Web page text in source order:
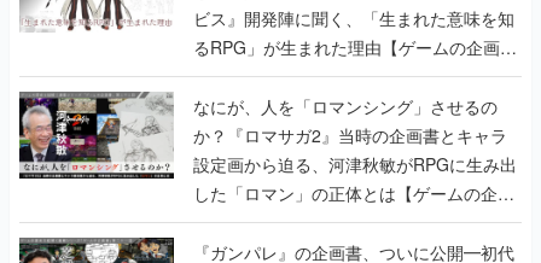
なにが、人を「ロマンシング」させるの
か？『ロマサガ2』当時の企画書とキャラ
設定画から迫る、河津秋敏がRPGに生み出
した「ロマン」の正体とは【ゲームの企画
書】
『ガンパレ』の企画書、ついに公開━初代
PSの伝説的タイトルは、なぜ生まれたの
か？そして『LOOP8』へ受け継がれたもの
【ゲームの企画書】